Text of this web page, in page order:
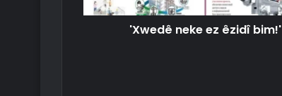
'Xwedê neke ez êzidî bim!'